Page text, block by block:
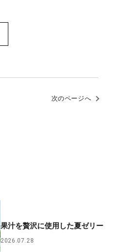
次のページへ
果汁を贅沢に使用した夏ゼリー
2026.07.28